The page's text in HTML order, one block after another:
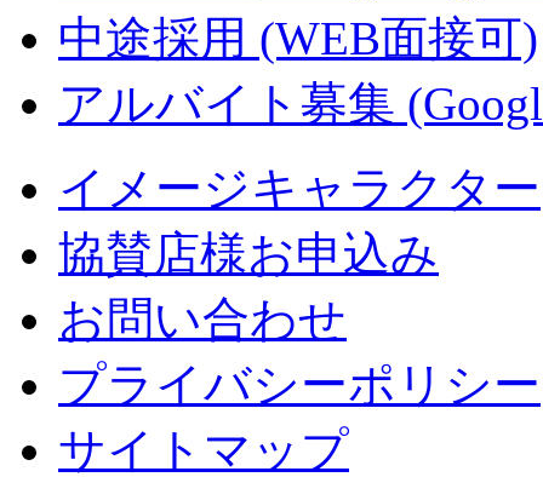
中途採用 (WEB面接可)
アルバイト募集
イメージキャラクター
協賛店様お申込み
お問い合わせ
プライバシーポリシー
サイトマップ